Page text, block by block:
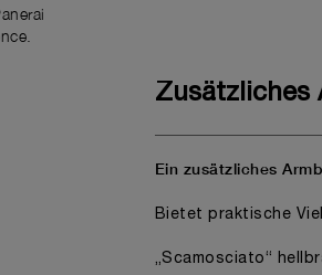
Zusätzliches
Ein zusätzliches
Bietet praktische
„Scamosciato“